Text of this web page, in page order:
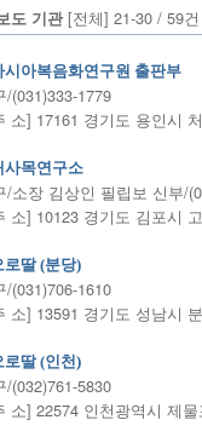
도 기관[전체] 21-30 / 59건
시아복음화연구원 출판부
/(031)333-1779
소] 17161 경기도 용인시
사목연구소
/소장 김상인 필립보 신부/
소] 10123 경기도 김포시
로딸 (분당)
/(031)706-1610
소] 13591 경기도 성남시
로딸 (인천)
/(032)761-5830
소] 22574 인천광역시 제